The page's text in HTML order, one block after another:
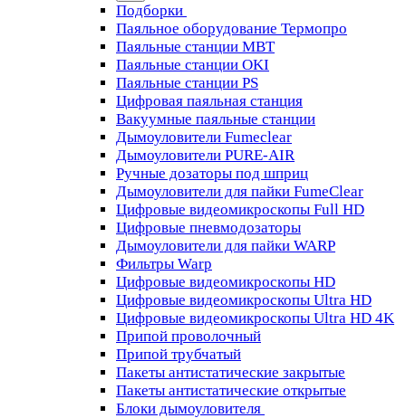
Подборки
Паяльное оборудование Термопро
Паяльные станции MBT
Паяльные станции OKI
Паяльные станции PS
Цифровая паяльная станция
Вакуумные паяльные станции
Дымоуловители Fumeclear
Дымоуловители PURE-AIR
Ручные дозаторы под шприц
Дымоуловители для пайки FumeClear
Цифровые видеомикроскопы Full HD
Цифровые пневмодозаторы
Дымоуловители для пайки WARP
Фильтры Warp
Цифровые видеомикроскопы HD
Цифровые видеомикроскопы Ultra HD
Цифровые видеомикроскопы Ultra HD 4K
Припой проволочный
Припой трубчатый
Пакеты антистатические закрытые
Пакеты антистатические открытые
Блоки дымоуловителя